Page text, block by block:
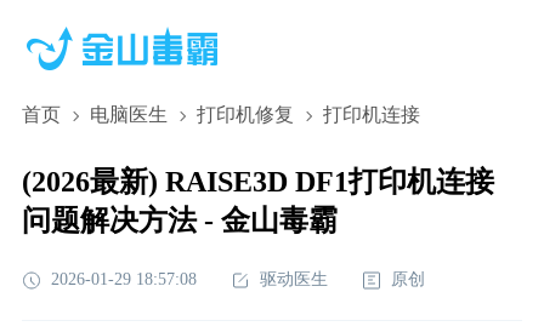
首页 电脑医生 打印机修复 打印机连接
(2026最新) RAISE3D DF1打印机连接
问题解决方法 - 金山毒霸
2026-01-29 18:57:08 驱动医生 原创